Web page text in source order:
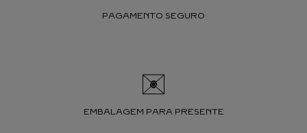
PAGAMENTO SEGURO
EMBALAGEM PARA PRESENTE